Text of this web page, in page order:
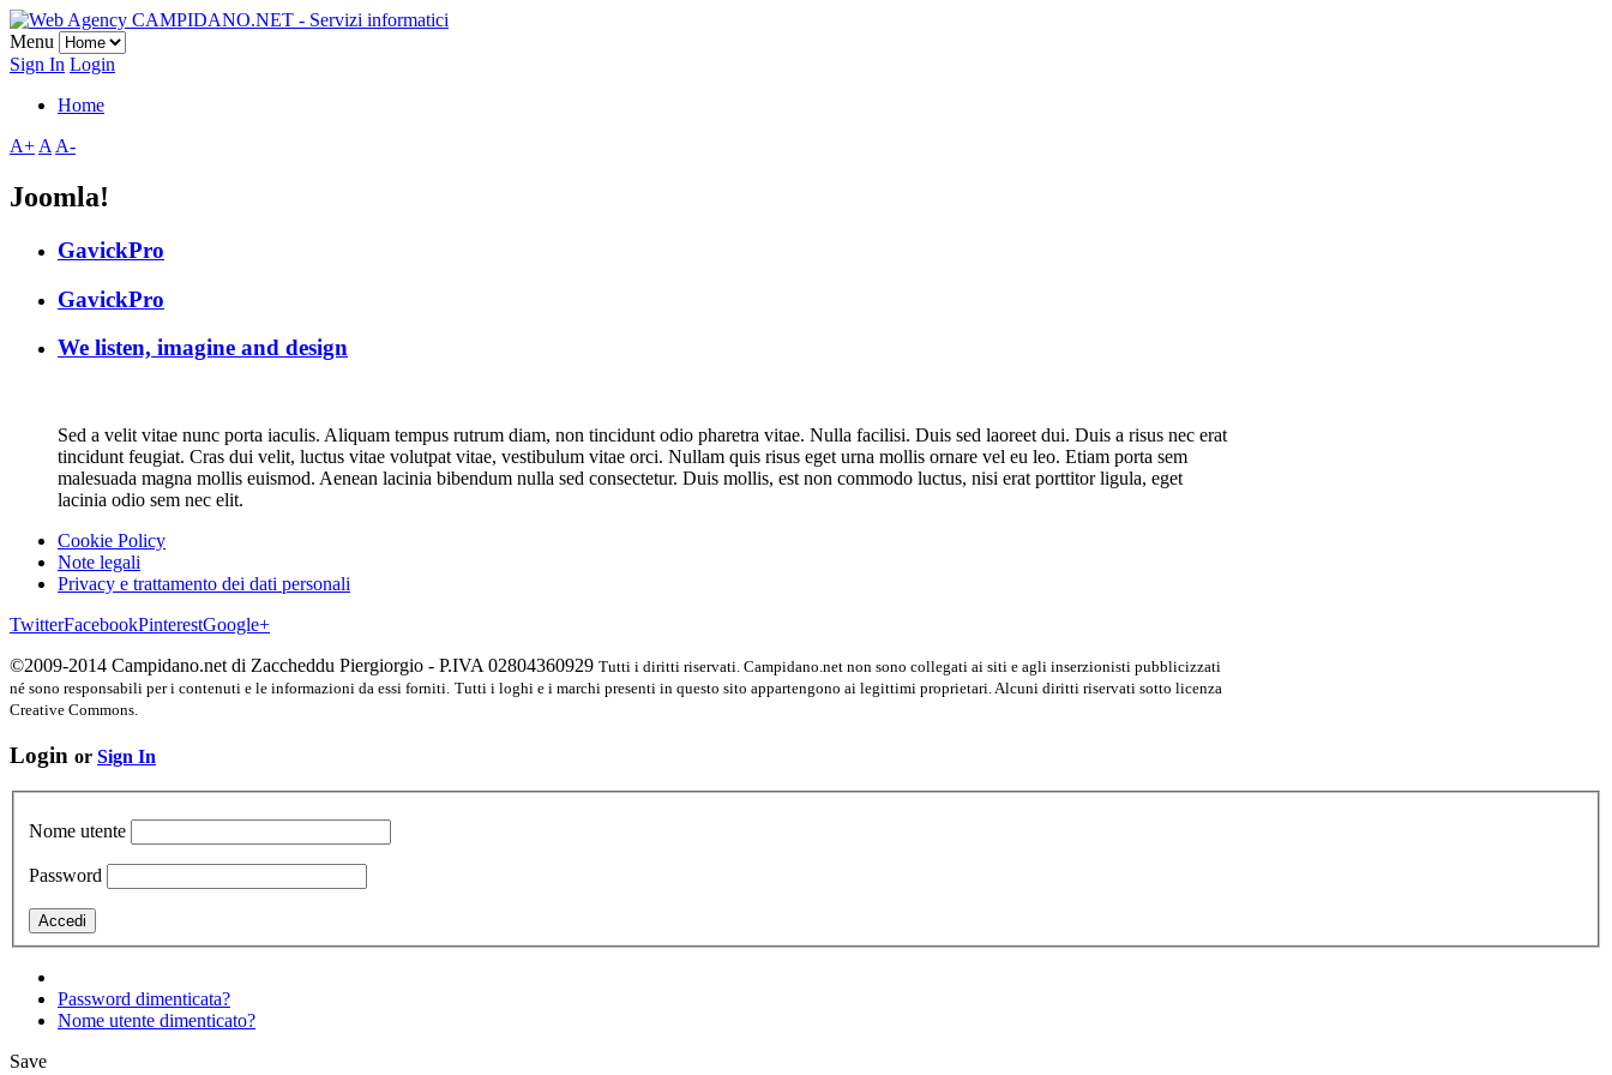
Menu
Sign In Login
Home
A+ A A-
Joomla!
GavickPro
GavickPro
We listen, imagine and design
Sed a velit vitae nunc porta iaculis. Aliquam tempus rutrum diam, non tincidunt odio pharetra vitae. Nulla facilisi. Duis sed laoreet dui. Duis a risus nec erat
tincidunt feugiat. Cras dui velit, luctus vitae volutpat vitae, vestibulum vitae orci. Nullam quis risus eget urna mollis ornare vel eu leo. Etiam porta sem
malesuada magna mollis euismod. Aenean lacinia bibendum nulla sed consectetur. Duis mollis, est non commodo luctus, nisi erat porttitor ligula, eget
lacinia odio sem nec elit.
Cookie Policy
Note legali
Privacy e trattamento dei dati personali
TwitterFacebookPinterestGoogle+
©2009-2014 Campidano.net di Zaccheddu Piergiorgio - P.IVA 02804360929 Tutti i diritti riservati. Campidano.net non sono collegati ai siti e agli inserzionisti pubblicizzati
né sono responsabili per i contenuti e le informazioni da essi forniti. Tutti i loghi e i marchi presenti in questo sito appartengono ai legittimi proprietari. Alcuni diritti riservati sotto licenza
Creative Commons.
Login or Sign In
Nome utente
Password
Password dimenticata?
Nome utente dimenticato?
Save